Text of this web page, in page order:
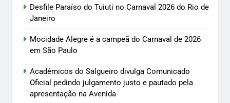
Desfile Paraíso do Tuiuti no Carnaval 2026 do Rio de
Janeiro
Mocidade Alegre é a campeã do Carnaval de 2026
em São Paulo
Acadêmicos do Salgueiro divulga Comunicado
Oficial pedindo julgamento justo e pautado pela
apresentação na Avenida